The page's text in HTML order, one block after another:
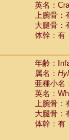
英名：
上腕骨：
大腿骨：
体幹：有
年齢：
属名：
亜種小名
英名：
上腕骨：
大腿骨：
体幹：有